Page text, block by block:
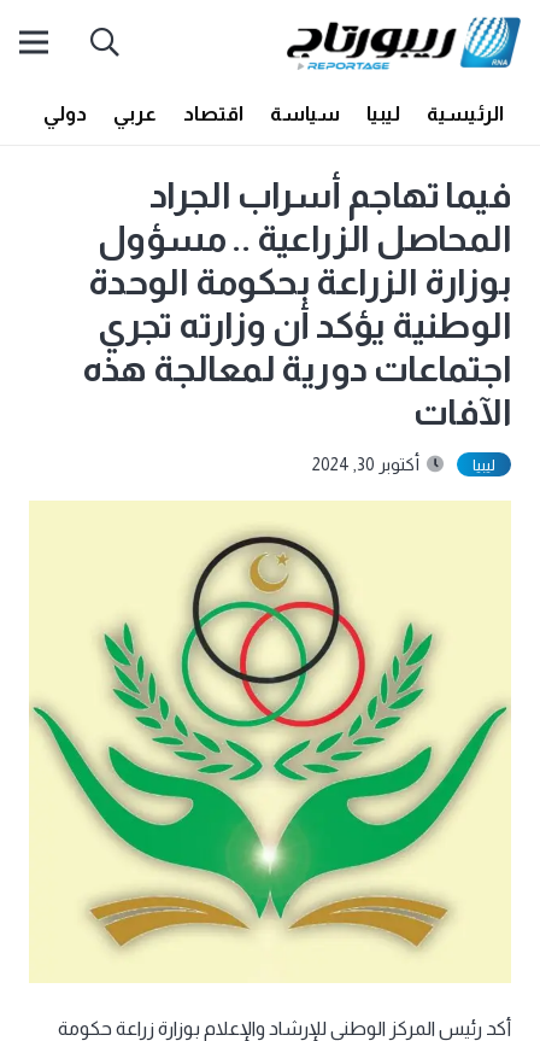
الرئيسية ليبيا سياسة اقتصاد عربي دولي
فيما تهاجم أسراب الجراد
المحاصل الزراعية .. مسؤول
بوزارة الزراعة بحكومة الوحدة
الوطنية يؤكد أن وزارته تجري
اجتماعات دورية لمعالجة هذه
الآفات
ليبيا أكتوبر 30, 2024
أكد رئيس المركز الوطني للإرشاد والإعلام بوزارة زراعة حكومة